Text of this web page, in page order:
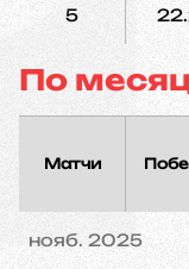
5
По
Матчи
нояб. 2025